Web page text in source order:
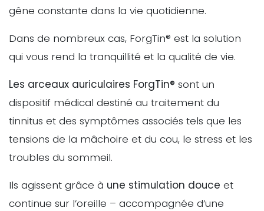
gêne constante dans la vie quotidienne.
Dans de nombreux cas, ForgTin® est la solution
qui vous rend la tranquillité et la qualité de vie.
Les arceaux auriculaires ForgTin® sont un
dispositif médical destiné au traitement du
tinnitus et des symptômes associés tels que les
tensions de la mâchoire et du cou, le stress et les
troubles du sommeil.
Ils agissent grâce à une stimulation douce et
continue sur l’oreille – accompagnée d’une